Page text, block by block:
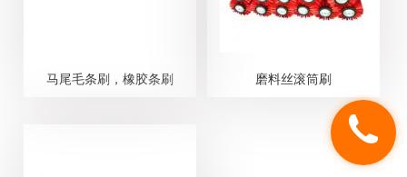
马尾毛条刷，橡胶条刷 磨料丝滚筒刷